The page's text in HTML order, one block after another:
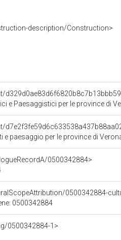
description/Construction>
e Paesaggistici per le province di
e paesaggio per le province di
0500342884>
0500342884-
0500342884
0500342884-1>